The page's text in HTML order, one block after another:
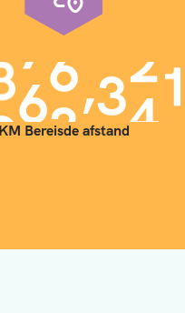
00,000
KM Bereisde afstand